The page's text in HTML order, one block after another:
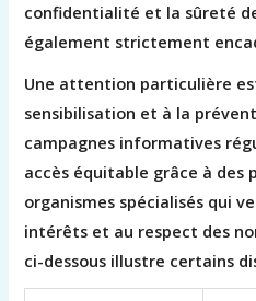
confidentialité et la sûreté
également strictement
Une attention particulière
sensibilisation et à la
campagnes informatives
accès équitable grâce à des
organismes spécialisés qui
intérêts et au respect des
ci-dessous illustre certains